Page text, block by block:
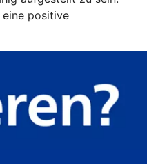
positive